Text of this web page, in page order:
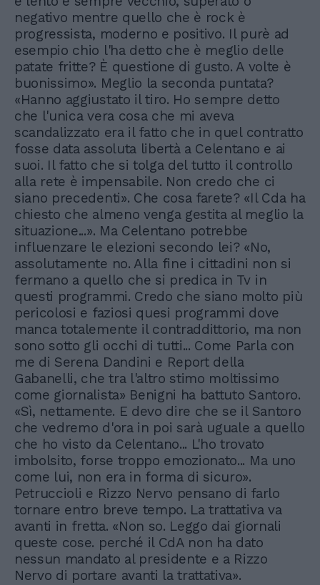
negativo mentre quello che è rock è
progressista, moderno e positivo. Il purè ad
esempio chio l'ha detto che è meglio delle
patate fritte? È questione di gusto. A volte è
buonissimo». Meglio la seconda puntata?
«Hanno aggiustato il tiro. Ho sempre detto
che l'unica vera cosa che mi aveva
scandalizzato era il fatto che in quel contratto
fosse data assoluta libertà a Celentano e ai
suoi. Il fatto che si tolga del tutto il controllo
alla rete è impensabile. Non credo che ci
siano precedenti». Che cosa farete? «Il Cda ha
chiesto che almeno venga gestita al meglio la
situazione...». Ma Celentano potrebbe
influenzare le elezioni secondo lei? «No,
assolutamente no. Alla fine i cittadini non si
fermano a quello che si predica in Tv in
questi programmi. Credo che siano molto più
pericolosi e faziosi quesi programmi dove
manca totalemente il contraddittorio, ma non
sono sotto gli occhi di tutti... Come Parla con
me di Serena Dandini e Report della
Gabanelli, che tra l'altro stimo moltissimo
come giornalista» Benigni ha battuto Santoro.
«Sì, nettamente. E devo dire che se il Santoro
che vedremo d'ora in poi sarà uguale a quello
che ho visto da Celentano... L'ho trovato
imbolsito, forse troppo emozionato... Ma uno
come lui, non era in forma di sicuro».
Petruccioli e Rizzo Nervo pensano di farlo
tornare entro breve tempo. La trattativa va
avanti in fretta. «Non so. Leggo dai giornali
queste cose. perché il CdA non ha dato
nessun mandato al presidente e a Rizzo
Nervo di portare avanti la trattativa».